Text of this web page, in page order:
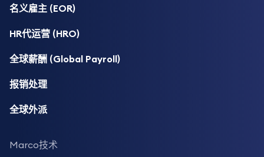
名义雇主 (EOR)
HR代运营 (HRO)
全球薪酬 (Global Payroll)
报销处理
全球外派
Marco技术